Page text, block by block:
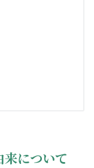
について